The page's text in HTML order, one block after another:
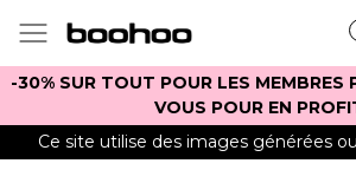
-30% SUR TOUT POUR LES MEMBRES
VOUS POUR EN
Ce site utilise des images générées